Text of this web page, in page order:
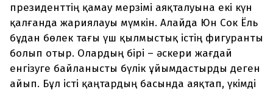
президенттің қамау мерзімі аяқталуына екі күн
қалғанда жариялауы мүмкін. Алайда Юн Сок Ёль
бұдан бөлек тағы үш қылмыстық істің фигуранты
болып отыр. Олардың бірі – әскери жағдай
енгізуге байланысты бүлік ұйымдастырды деген
айып. Бұл істі қаңтардың басында аяқтап, үкімді